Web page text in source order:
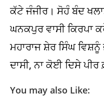
ਕੱਟੇ ਜੰਜੀਰ। ਸੋਹੰ ਬੰਦ
ਘਨਕਪੁਰ ਵਾਸੀ ਕਿਰਪਾ
ਮਹਾਰਾਜ ਸ਼ੇਰ ਸਿੰਘ
ਦਾਸੀ, ਨਾ ਕੋਈ ਦਿਸੇ ਪੀਰ
You may also Like: